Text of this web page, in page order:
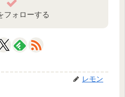
フォローする
レモン